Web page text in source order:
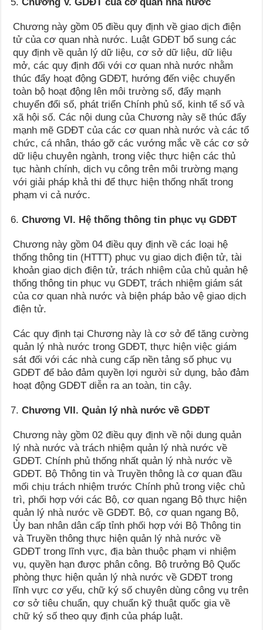
Chương này gồm 05 điều quy định về giao dịch điện
tử của cơ quan nhà nước. Luật GDĐT bổ sung các
quy định về quản lý dữ liệu, cơ sở dữ liệu, dữ liệu
mở, các quy định đối với cơ quan nhà nước nhằm
thúc đẩy hoạt động GDĐT, hướng đến việc chuyển
toàn bộ hoạt động lên môi trường số, đẩy mạnh
chuyển đổi số, phát triển Chính phủ số, kinh tế số và
xã hội số. Các nội dung của Chương này sẽ thúc đẩy
mạnh mẽ GDĐT của các cơ quan nhà nước và các tổ
chức, cá nhân, tháo gỡ các vướng mắc về các cơ sở
dữ liệu chuyên ngành, trong việc thực hiện các thủ
tục hành chính, dịch vụ công trên môi trường mạng
với giải pháp khả thi để thực hiện thống nhất trong
phạm vi cả nước.
Chương VI. Hệ thống thông tin phục vụ GDĐT
Chương này gồm 04 điều quy định về các loại hệ
thống thông tin (HTTT) phục vụ giao dịch điện tử, tài
khoản giao dịch điện tử, trách nhiệm của chủ quản hệ
thống thông tin phục vụ GDĐT, trách nhiệm giám sát
của cơ quan nhà nước và biện pháp bảo vệ giao dịch
điện tử.
Các quy định tại Chương này là cơ sở để tăng cường
quản lý nhà nước trong GDĐT, thực hiện việc giám
sát đối với các nhà cung cấp nền tảng số phục vụ
GDĐT để bảo đảm quyền lợi người sử dụng, bảo đảm
hoạt động GDĐT diễn ra an toàn, tin cậy.
Chương VII. Quản lý nhà nước về GDĐT
Chương này gồm 02 điều quy định về nội dung quản
lý nhà nước và trách nhiệm quản lý nhà nước về
GDĐT. Chính phủ thống nhất quản lý nhà nước về
GDĐT. Bộ Thông tin và Truyền thông là cơ quan đầu
mối chịu trách nhiệm trước Chính phủ trong việc chủ
trì, phối hợp với các Bộ, cơ quan ngang Bộ thực hiện
quản lý nhà nước về GDĐT. Bộ, cơ quan ngang Bộ,
Ủy ban nhân dân cấp tỉnh phối hợp với Bộ Thông tin
và Truyền thông thực hiện quản lý nhà nước về
GDĐT trong lĩnh vực, địa bàn thuộc phạm vi nhiệm
vụ, quyền hạn được phân công. Bộ trưởng Bộ Quốc
phòng thực hiện quản lý nhà nước về GDĐT trong
lĩnh vực cơ yếu, chữ ký số chuyên dùng công vụ trên
cơ sở tiêu chuẩn, quy chuẩn kỹ thuật quốc gia về
chữ ký số theo quy định của pháp luật.